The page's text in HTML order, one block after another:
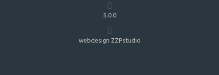
5.0.0
webdesign ZZPstudio